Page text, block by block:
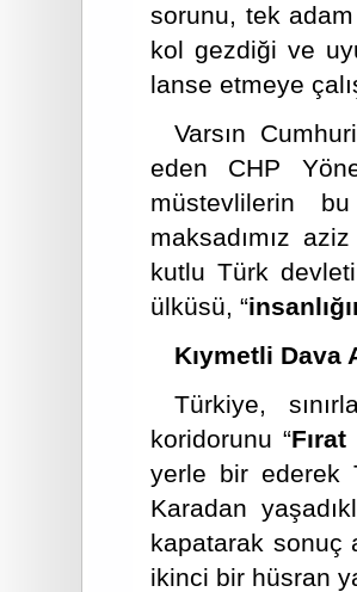
sorunu, tek
kol gezdiği ve
lanse etmeye
Varsın
eden CHP
müstevlilerin
maksadımız
kutlu Türk
ülküsü, “
Kıymetli Dava
Türkiye,
koridorunu “
yerle bir ederek
Karadan
kapatarak sonuç
ikinci bir hüsran